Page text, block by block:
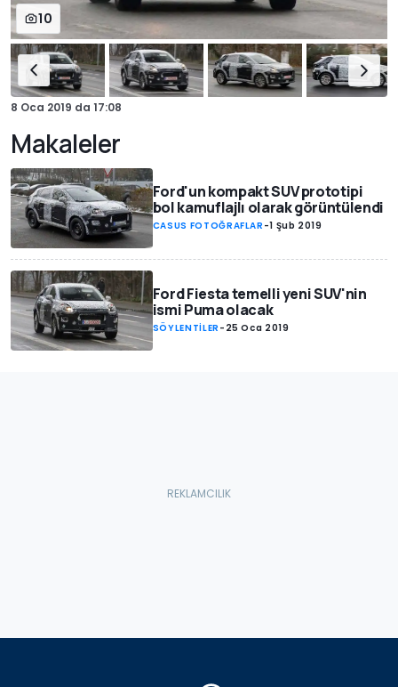
10
8 Oca 2019 da 17:08
Makaleler
Ford'un kompakt SUV prototipi
bol kamuflajlı olarak görüntülendi
CASUS FOTOĞRAFLAR -1 Şub 2019
Ford Fiesta temelli yeni SUV'nin
ismi Puma olacak
SÖYLENTİLER - 25 Oca 2019